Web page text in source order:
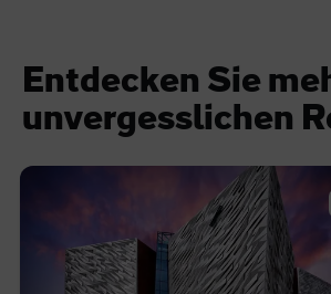
Entdecken Sie
unvergesslichen